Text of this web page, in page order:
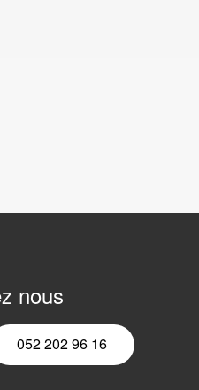
nous
052 202 96 16